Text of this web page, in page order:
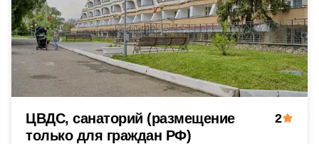
ЦВДС, санаторий (размещение
только для граждан РФ)
2